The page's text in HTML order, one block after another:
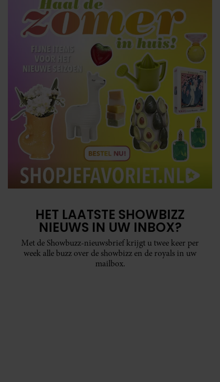
HET LAATSTE SHOWBIZZ
NIEUWS IN UW INBOX?
Met de Showbuzz-nieuwsbrief krijgt u twee keer per
week alle buzz over de showbizz en de royals in uw
mailbox.